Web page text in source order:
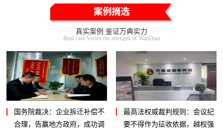
案例摘选
真实案例 鉴证万典实力
Real case Verify the strength of WanDian
国务院裁决：企业拆迁补偿不
合理，告赢地方政府，成功调
最高法权威裁判规则：会议纪
要不得作为征收依据，越权强